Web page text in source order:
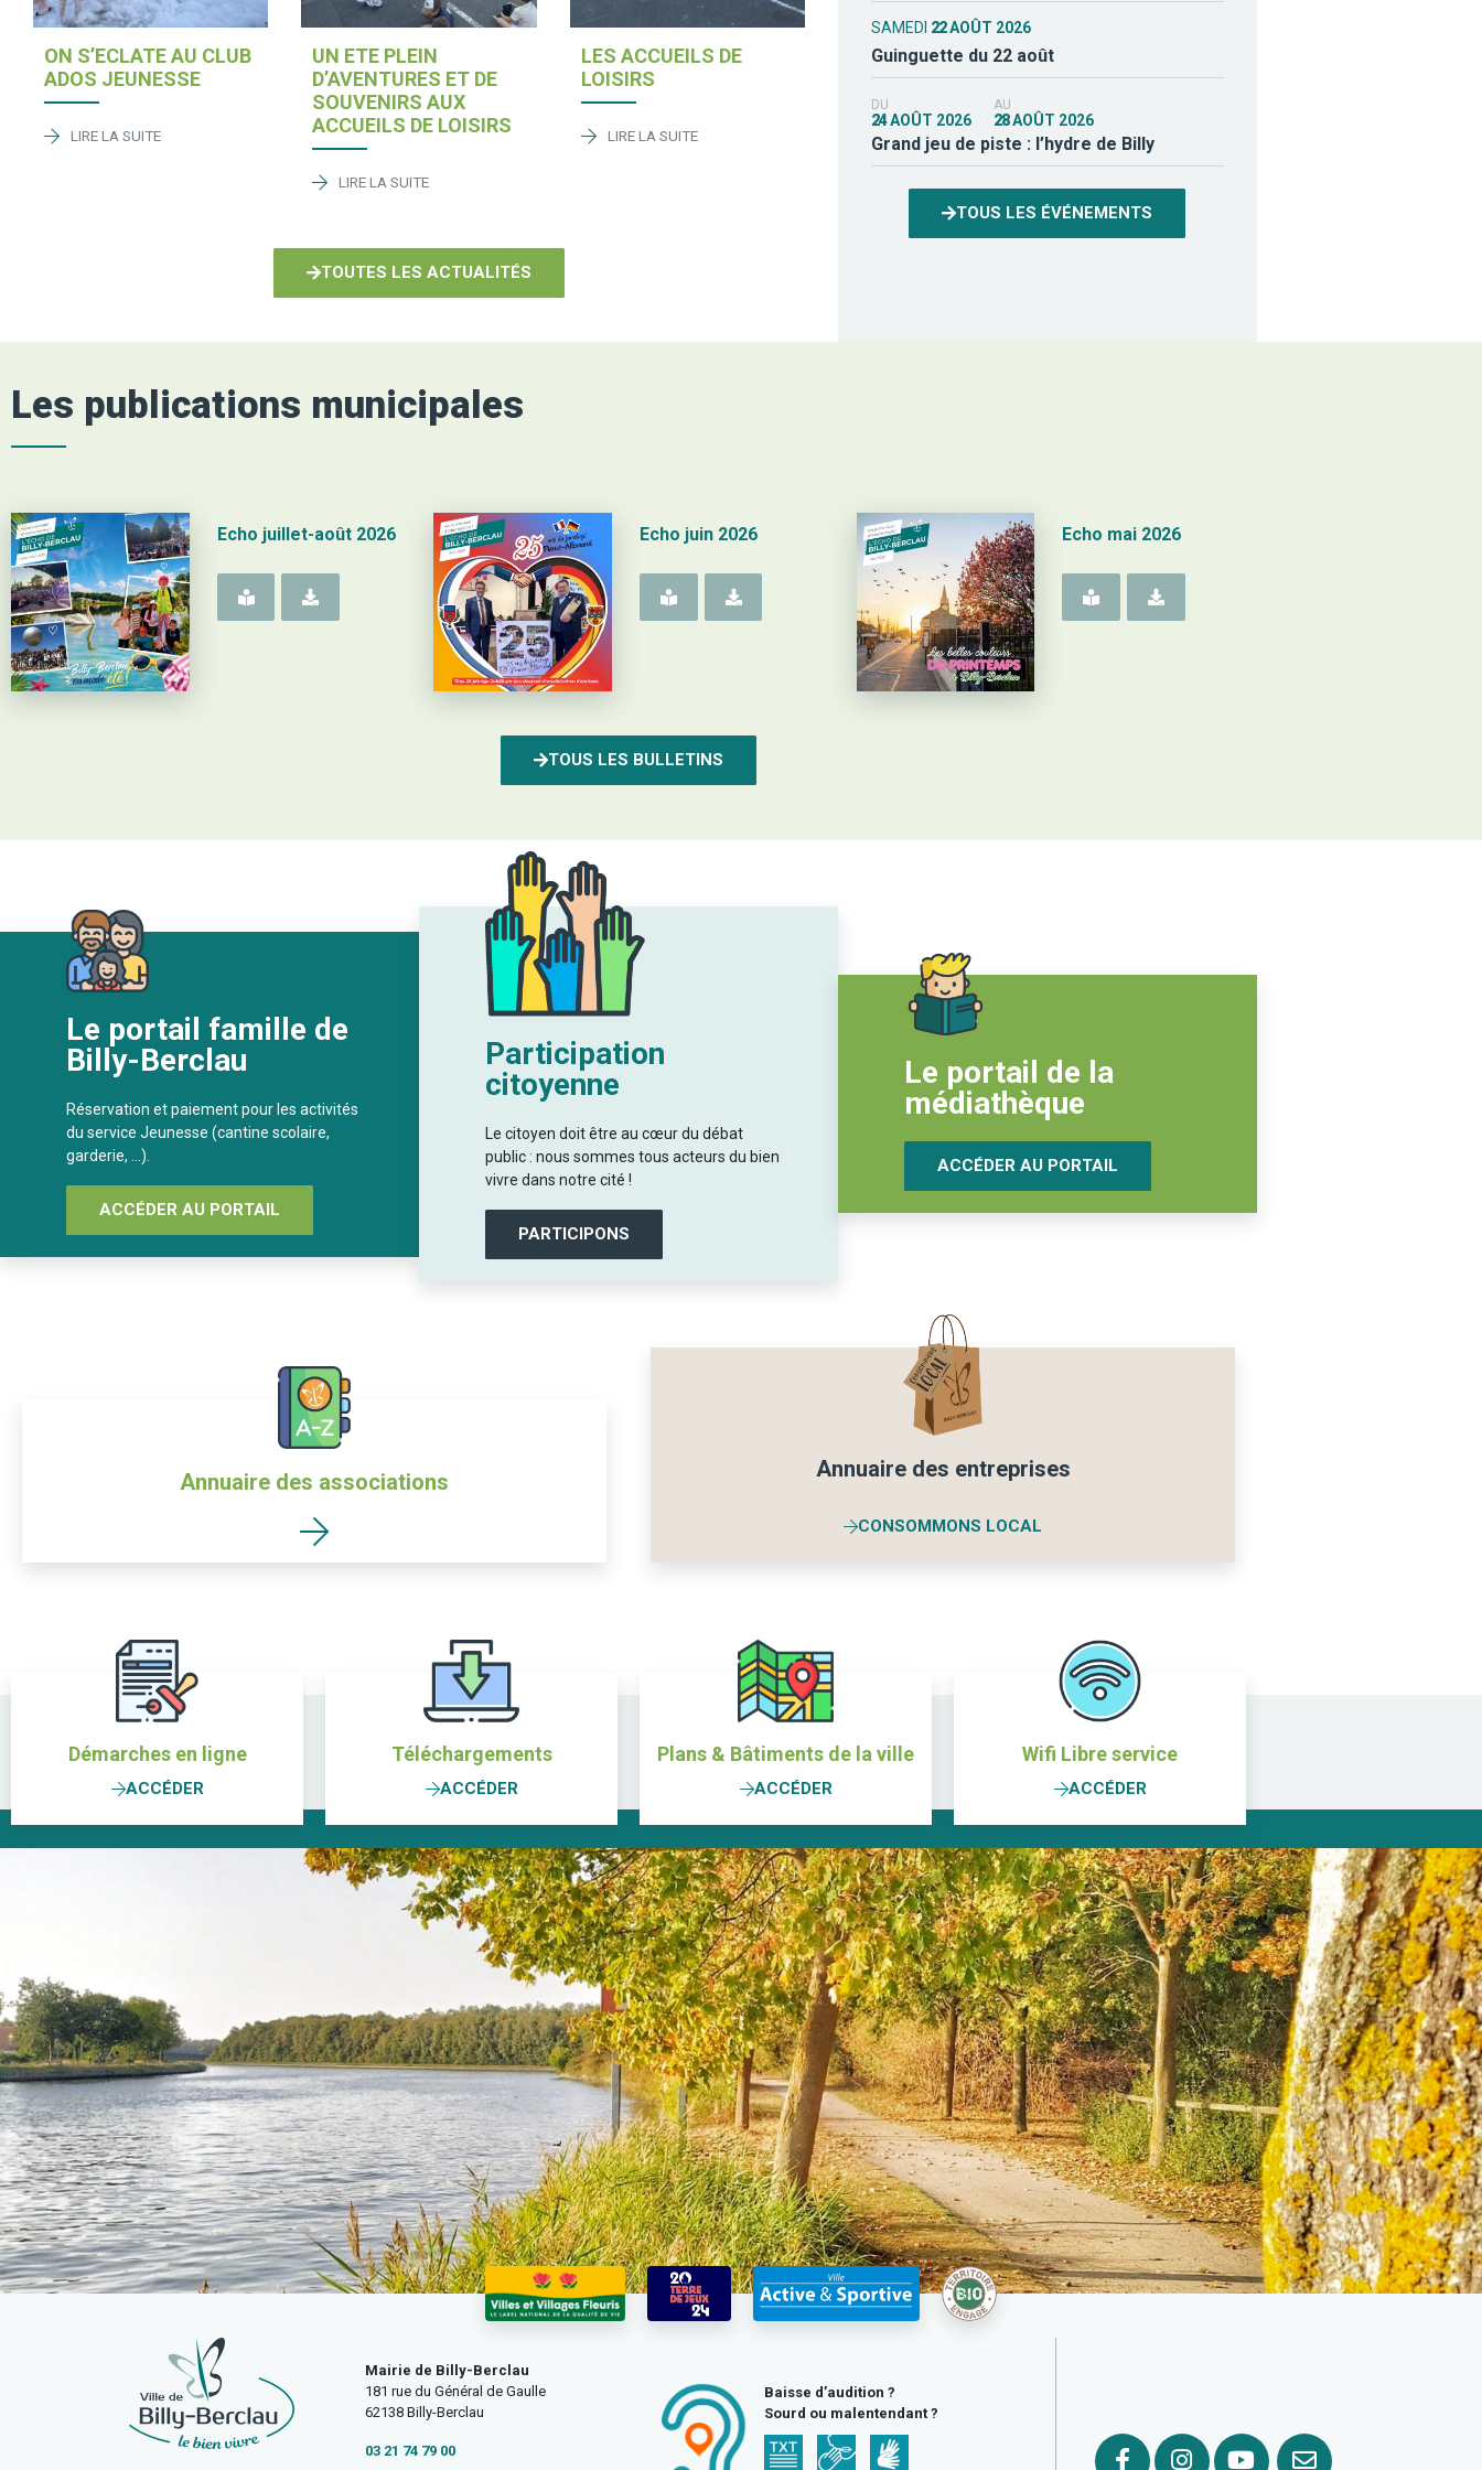
ON S’ECLATE AU CLUB
ADOS JEUNESSE
LIRE LA SUITE
UN ETE PLEIN
D’AVENTURES ET DE
SOUVENIRS AUX
ACCUEILS DE LOISIRS
LIRE LA SUITE
LES ACCUEILS DE
LOISIRS
LIRE LA SUITE
TOUTES LES ACTUALITÉS
SAMEDI 22AOÛT 2026
Guinguette du 22 août
DU
24AOÛT 2026
AU
28AOÛT 2026
Grand jeu de piste : l’hydre de Billy
TOUS LES ÉVÉNEMENTS
Les publications municipales
Echo juillet-août 2026 Echo juin 2026 Echo mai 2026
TOUS LES BULLETINS
Le portail famille de
Billy-Berclau
Réservation et paiement pour les activités
du service Jeunesse (cantine scolaire,
garderie, …).
ACCÉDER AU PORTAIL
Participation
citoyenne
Le citoyen doit être au cœur du débat
public : nous sommes tous acteurs du bien
vivre dans notre cité !
PARTICIPONS
Le portail de la
médiathèque
ACCÉDER AU PORTAIL
Annuaire des associations Annuaire des entreprises
CONSOMMONS LOCAL
Démarches en ligne
ACCÉDER
Téléchargements
ACCÉDER
Plans & Bâtiments de la ville
ACCÉDER
Wifi Libre service
ACCÉDER
Mairie de Billy-Berclau
181 rue du Général de Gaulle
62138 Billy-Berclau
03 21 74 79 00
Baisse d’audition ?
Sourd ou malentendant ?